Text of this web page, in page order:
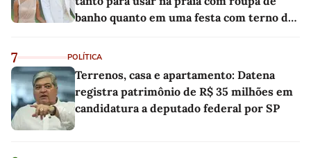
banho quanto em uma festa com terno de
7 POLÍTICA
Terrenos, casa e apartamento: Datena
registra patrimônio de R$ 35 milhões em
candidatura a deputado federal por SP